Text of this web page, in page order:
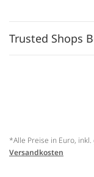
Trusted Shops
*Alle Preise in Euro,
Versandkosten